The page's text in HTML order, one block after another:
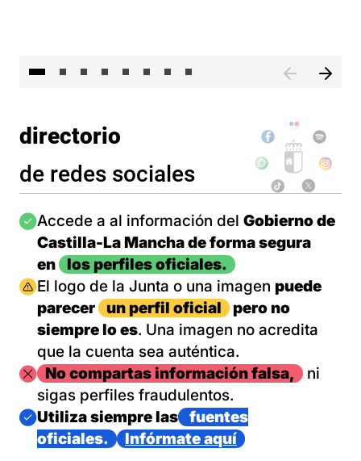
directorio
de redes sociales
Imagen
Accede a al información del Gobierno de
Castilla-La Mancha de forma segura
en
los perfiles oficiales.
Imagen
El logo de la Junta o una imagen puede
parecer
un perfil oficial
pero no
siempre lo es. Una imagen no acredita
que la cuenta sea auténtica.
ImagenNo compartas información falsa,
ni
sigas perfiles fraudulentos.
Imagen
Utiliza siempre las
fuentes
oficiales.
Infórmate aquí